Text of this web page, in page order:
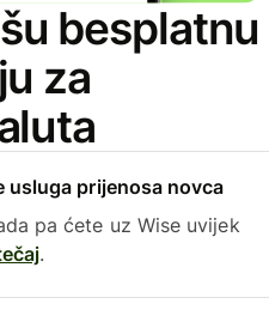
besplatnu
za
usluga prijenosa novca
pa ćete uz Wise uvijek
.